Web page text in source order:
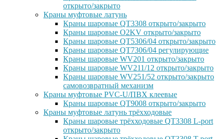
открыто/закрыто
Краны муфтовые латунь
Краны шаровые QT3308 открыто/закрыто
Краны шаровые O2KV открыто/закрыто
Краны шаровые QT5306/04 открыто/закрыто
Краны шаровые QT7306/04 регулирующие
Краны шаровые WV201 открыто/закрыто
Краны шаровые WV211/12 открыто/закрыто
Краны шаровые WV251/52 открыто/закрыто
самовозвратный механизм
Краны муфтовые PVC-U/ПВХ клеевые
Краны шаровые QT9008 открыто/закрыто
Краны муфтовые латунь трёхходовые
Краны шаровые трёхходовые QT3308 L-port
открыто/закрыто